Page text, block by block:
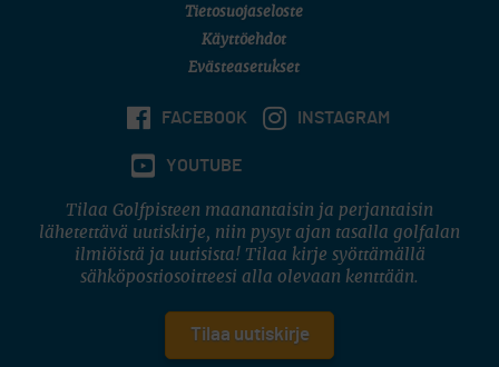
Tietosuojaseloste
Käyttöehdot
Evästeasetukset
FACEBOOK INSTAGRAM
YOUTUBE
Tilaa Golfpisteen maanantaisin ja perjantaisin
lähetettävä uutiskirje, niin pysyt ajan tasalla golfalan
ilmiöistä ja uutisista! Tilaa kirje syöttämällä
sähköpostiosoitteesi alla olevaan kenttään.
Tilaa uutiskirje